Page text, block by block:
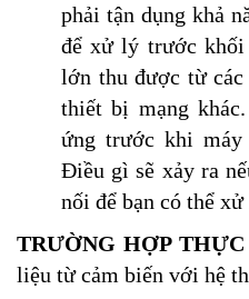
phải tận dụng khả
để xử lý trước khối
lớn thu được từ các
thiết bị mạng
ứng trước khi
Điều gì sẽ xảy ra
nối để bạn có thể
TRƯỜNG HỢP THỰC
liệu từ cảm biến với hệ